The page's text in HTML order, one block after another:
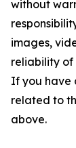
without
images,
reliability of
If you have
related to
above.